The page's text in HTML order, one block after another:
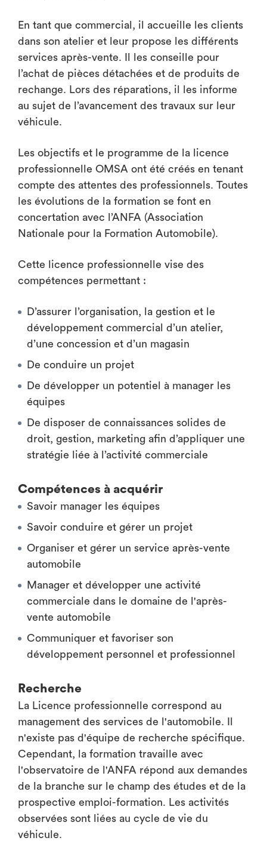
En tant que commercial, il accueille les clients
dans son atelier et leur propose les différents
services après-vente. Il les conseille pour
l’achat de pièces détachées et de produits de
rechange. Lors des réparations, il les informe
au sujet de l’avancement des travaux sur leur
véhicule.
Les objectifs et le programme de la licence
professionnelle OMSA ont été créés en tenant
compte des attentes des professionnels. Toutes
les évolutions de la formation se font en
concertation avec l’ANFA (Association
Nationale pour la Formation Automobile).
Cette licence professionnelle vise des
compétences permettant :
D’assurer l’organisation, la gestion et le
développement commercial d’un atelier,
d’une concession et d’un magasin
De conduire un projet
De développer un potentiel à manager les
équipes
De disposer de connaissances solides de
droit, gestion, marketing afin d’appliquer une
stratégie liée à l’activité commerciale
Compétences à acquérir
Savoir manager les équipes
Savoir conduire et gérer un projet
Organiser et gérer un service après-vente
automobile
Manager et développer une activité
commerciale dans le domaine de l'après-
vente automobile
Communiquer et favoriser son
développement personnel et professionnel
Recherche
La Licence professionnelle correspond au
management des services de l'automobile. Il
n'existe pas d'équipe de recherche spécifique.
Cependant, la formation travaille avec
l'observatoire de l'ANFA répond aux demandes
de la branche sur le champ des études et de la
prospective emploi-formation. Les activités
observées sont liées au cycle de vie du
véhicule.